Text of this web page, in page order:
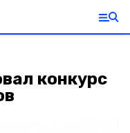
конкурс